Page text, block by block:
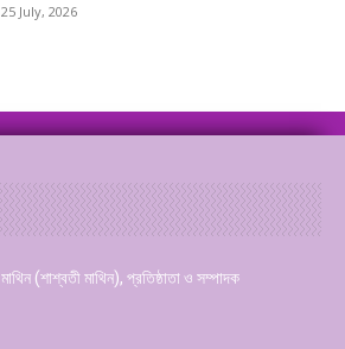
25 July, 2026
মাথিন (শাশ্বতী মাথিন), প্রতিষ্ঠাতা ও সম্পাদক